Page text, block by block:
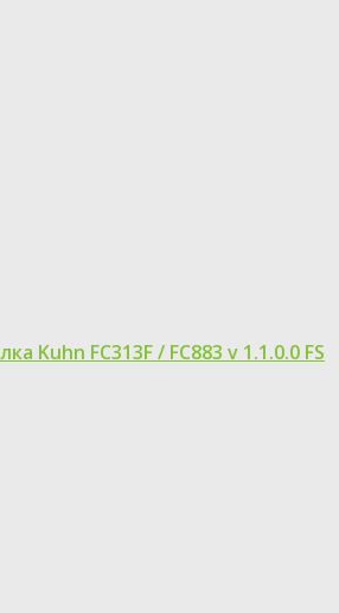
Kuhn FC313F / FC883 v 1.1.0.0 FS